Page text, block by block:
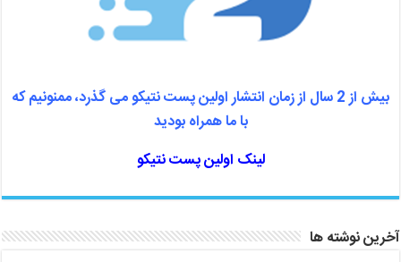
بیش از 2 سال از زمان انتشار اولین پست نتیکو می گذرد، ممنونیم که
با ما همراه بودید
لینک اولین پست نتیکو
آخرین نوشته ها